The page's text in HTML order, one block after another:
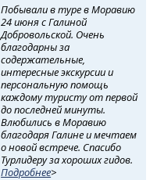
Побывали в туре в Моравию
24 июня с Галиной
Добровольской. Очень
благодарны за
содержательные,
интересные экскурсии и
персональную помощь
каждому туристу от первой
до последней минуты.
Влюбились в Моравию
благодаря Галине и мечтаем
о новой встрече. Спасибо
Турлидеру за хороших гидов.
Подробнее>